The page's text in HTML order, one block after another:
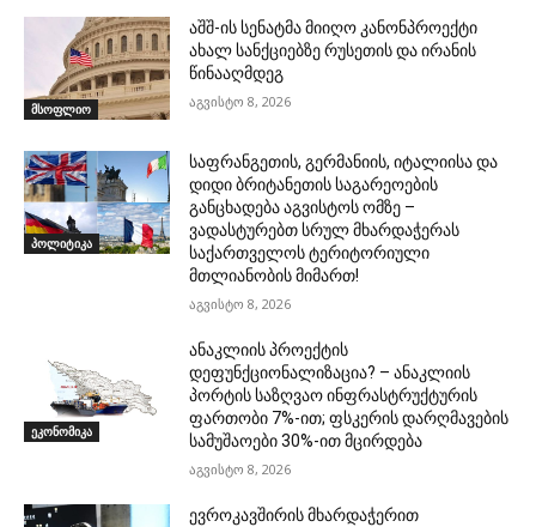
მსოფლიო
აშშ-ის სენატმა მიიღო კანონპროექტი
ახალ სანქციებზე რუსეთის და ირანის
წინააღმდეგ
აგვისტო 8, 2026
პოლიტიკა
საფრანგეთის, გერმანიის, იტალიისა და
დიდი ბრიტანეთის საგარეოების
განცხადება აგვისტოს ომზე –
ვადასტურებთ სრულ მხარდაჭერას
საქართველოს ტერიტორიული
მთლიანობის მიმართ!
აგვისტო 8, 2026
ეკონომიკა
ანაკლიის პროექტის
დეფუნქციონალიზაცია? – ანაკლიის
პორტის საზღვაო ინფრასტრუქტურის
ფართობი 7%-ით; ფსკერის დარღმავების
სამუშაოები 30%-ით მცირდება
აგვისტო 8, 2026
ევროკავშირის მხარდაჭერით